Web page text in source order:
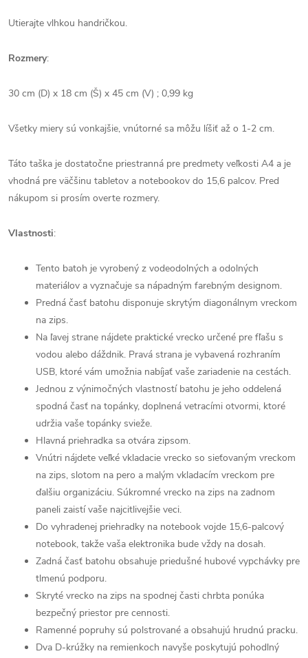
Utierajte vlhkou handričkou.
Rozmery:
30 cm (D) x 18 cm (Š) x 45 cm (V) ; 0,99 kg
Všetky miery sú vonkajšie, vnútorné sa môžu líšiť až o 1-2 cm.
Táto taška je dostatočne priestranná pre predmety veľkosti A4 a je
vhodná pre väčšinu tabletov a notebookov do 15,6 palcov. Pred
nákupom si prosím overte rozmery.
Vlastnosti:
Tento batoh je vyrobený z vodeodolných a odolných
materiálov a vyznačuje sa nápadným farebným designom.
Predná časť batohu disponuje skrytým diagonálnym vreckom
na zips.
Na ľavej strane nájdete praktické vrecko určené pre fľašu s
vodou alebo dáždnik. Pravá strana je vybavená rozhraním
USB, ktoré vám umožnia nabíjať vaše zariadenie na cestách.
Jednou z výnimočných vlastností batohu je jeho oddelená
spodná časť na topánky, doplnená vetracími otvormi, ktoré
udržia vaše topánky svieže.
Hlavná priehradka sa otvára zipsom.
Vnútri nájdete veľké vkladacie vrecko so sieťovaným vreckom
na zips, slotom na pero a malým vkladacím vreckom pre
ďalšiu organizáciu. Súkromné ​​vrecko na zips na zadnom
paneli zaistí vaše najcitlivejšie veci.
Do vyhradenej priehradky na notebook vojde 15,6-palcový
notebook, takže vaša elektronika bude vždy na dosah.
Zadná časť batohu obsahuje priedušné hubové vypchávky pre
tlmenú podporu.
Skryté vrecko na zips na spodnej časti chrbta ponúka
bezpečný priestor pre cennosti.
Ramenné popruhy sú polstrované a obsahujú hrudnú pracku.
Dva D-krúžky na remienkoch navyše poskytujú pohodlný